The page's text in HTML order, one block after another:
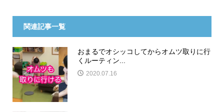
関連記事一覧
おまるでオシッコしてからオムツ取りに行
くルーティン...
2020.07.16